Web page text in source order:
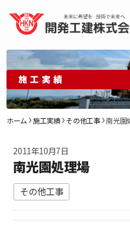
施工実績
ホーム 施工実績 その他工事 南光園
2011年10月7日
南光園処理場
その他工事